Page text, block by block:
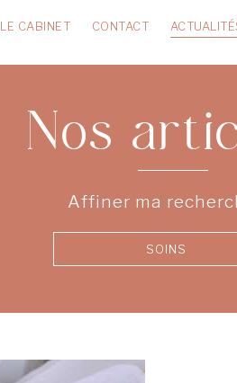
LE CABINET CONTACT
Nos
Affiner ma
SOINS